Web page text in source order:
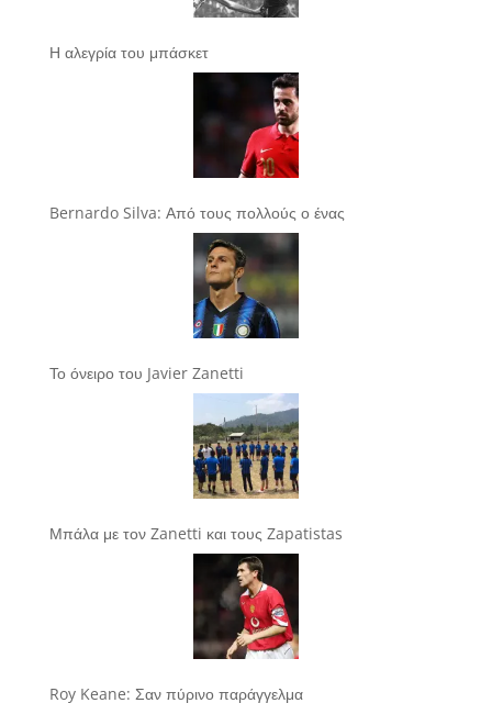
Η αλεγρία του μπάσκετ
Bernardo Silva: Από τους πολλούς ο ένας
Το όνειρο του Javier Zanetti
Μπάλα με τον Zanetti και τους Zapatistas
Roy Keane: Σαν πύρινο παράγγελμα